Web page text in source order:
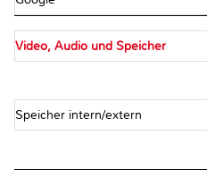
Video, Audio und Speicher
Speicher intern/extern